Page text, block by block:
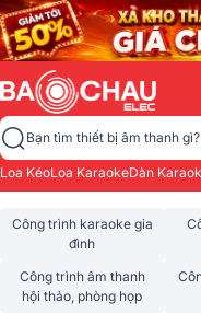
Bạn tìm thiết bị âm thanh gì?
Loa KéoLoa KaraokeDàn
Công trình karaoke gia
đình
Công trình âm thanh
hội thảo, phòng họp